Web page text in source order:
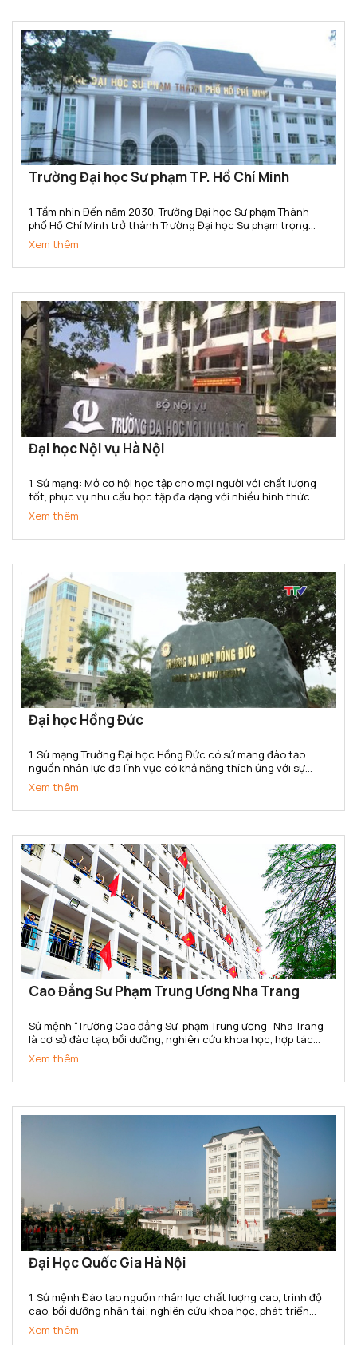
Trường Đại học Sư phạm TP. Hồ Chí Minh
1. Tầm nhìn Đến năm 2030, Trường Đại học Sư phạm Thành
phố Hồ Chí Minh trở thành Trường Đại học Sư phạm trọng
điểm Quốc gia, có uy tín cao trong toàn quốc, ngang tầm với
các cơ sở đào tạo trong khu vực Đông Nam Á; là cơ...
Xem thêm
Đại học Nội vụ Hà Nội
1. Sứ mạng: Mở cơ hội học tập cho mọi người với chất lượng
tốt, phục vụ nhu cầu học tập đa dạng với nhiều hình thức
đào tạo, đa ngành, đa cấp độ, đáp ứng yêu cầu nguồn nhân
lực của ngành nội vụ và cho xã hội trong công...
Xem thêm
Đại học Hồng Đức
1. Sứ mạng Trường Đại học Hồng Đức có sứ mạng đào tạo
nguồn nhân lực đa lĩnh vực có khả năng thích ứng với sự
thay đổi của thị trường lao động; nghiên cứu khoa học,
chuyển giao công nghệ phục vụ sự phát triển kinh tế - xã...
Xem thêm
Cao Đẳng Sư Phạm Trung Ương Nha Trang
Sứ mệnh “Trường Cao đẳng Sư phạm Trung ương- Nha Trang
là cơ sở đào tạo, bồi dưỡng, nghiên cứu khoa học, hợp tác
quốc tế, cung cấp nguồn nhân lực trình độ cao đẳng trong
lĩnh vực khoa học xã hội và nhân văn, đáp ứng yêu...
Xem thêm
Đại Học Quốc Gia Hà Nội
1. Sứ mệnh Đào tạo nguồn nhân lực chất lượng cao, trình độ
cao, bồi dưỡng nhân tài; nghiên cứu khoa học, phát triển
công nghệ và chuyển giao tri thức đa ngành, đa lĩnh vực;
góp phần xây dựng, phát triển và bảo vệ đất nước;...
Xem thêm